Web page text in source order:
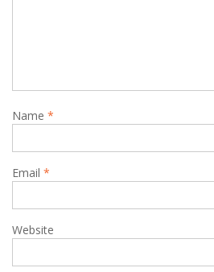
Name *
Email *
Website